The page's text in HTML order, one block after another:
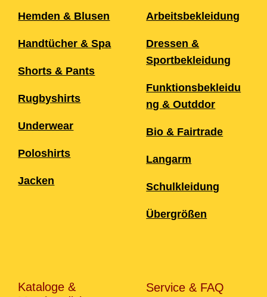
Hemden & Blusen
Handtücher & Spa
Shorts & Pants
Rugbyshirts
Underwear
Poloshirts
Jacken
Arbeitsbekleidung
Dressen &
Sportbekleidung
Funktionsbekleidu
ng & Outddor
Bio & Fairtrade
Langarm
Schulkleidung
Übergrößen
Kataloge &
Service & FAQ